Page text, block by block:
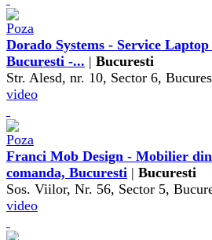
Dorado Systems - Service
Bucuresti -... | Bucuresti
Str. Alesd, nr. 10, Sector 6,
video
Franci Mob Design - Mobilier
comanda, Bucuresti | Bucuresti
Sos. Viilor, Nr. 56, Sector 5,
video